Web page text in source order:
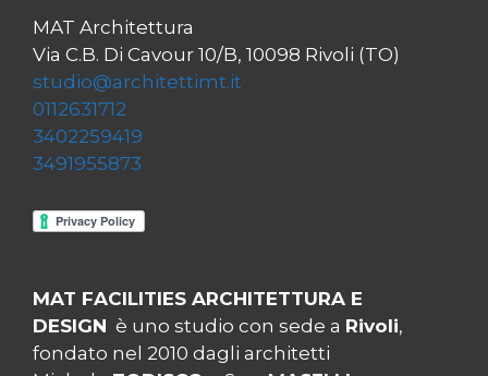
MAT Architettura
Via C.B. Di Cavour 10/B, 10098 Rivoli (TO)
studio@architettimt.it
0112631712
3402259419
3491955873
MAT FACILITIES ARCHITETTURA E
DESIGN è uno studio con sede a Rivoli,
fondato nel 2010 dagli architetti